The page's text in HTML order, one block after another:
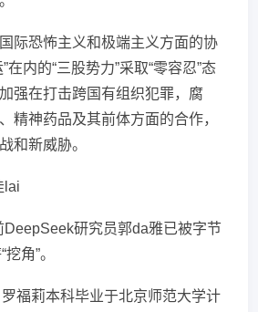
际恐怖主义和极端主义方面的协
在内的“三股势力”采取“零容忍”态
强在打击跨国有组织犯罪，腐
精神药品及其前体方面的合作，
和新威胁。
lai
研究员郭da雅已被字节
角”。
福莉本科毕业于北京师范大学计